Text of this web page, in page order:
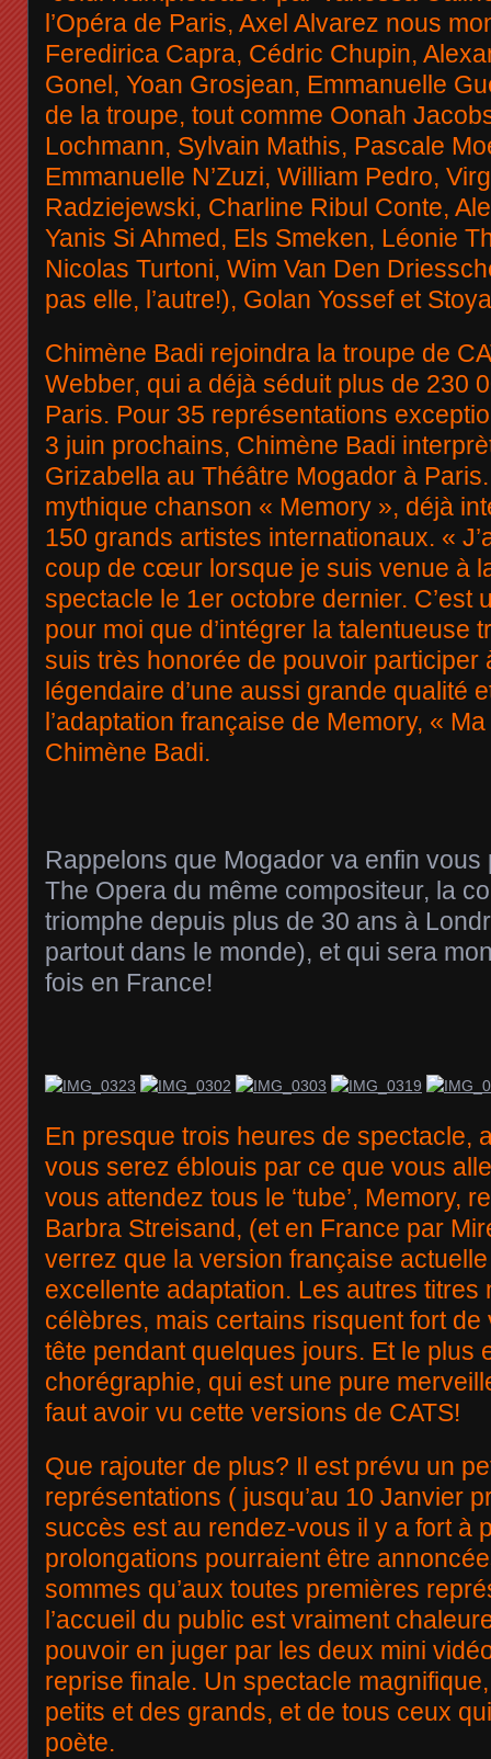
l’Opéra de Paris, Axel Alvarez nous
Feredirica Capra, Cédric Chupin,
Gonel, Yoan Grosjean, Emmanuelle
de la troupe, tout comme Oonah
Lochmann, Sylvain Mathis, Pascale
Emmanuelle N’Zuzi, William Pedro,
Radziejewski, Charline Ribul Conte,
Yanis Si Ahmed, Els Smeken, Léonie
Nicolas Turtoni, Wim Van Den
pas elle, l’autre!), Golan Yossef et
Chimène Badi rejoindra la troupe de
Webber, qui a déjà séduit plus de 230
Paris. Pour 35 représentations
3 juin prochains, Chimène Badi
Grizabella au Théâtre Mogador à
mythique chanson « Memory », déjà
150 grands artistes internationaux. «
coup de cœur lorsque je suis venue à
spectacle le 1er octobre dernier. C’est
pour moi que d’intégrer la talentueuse
suis très honorée de pouvoir participer
légendaire d’une aussi grande qualité
l’adaptation française de Memory, «
Chimène Badi.
Rappelons que Mogador va enfin
The Opera du même compositeur, la
triomphe depuis plus de 30 ans à
partout dans le monde), et qui sera
fois en France!
En presque trois heures de spectacle,
vous serez éblouis par ce que vous
vous attendez tous le ‘tube’, Memory,
Barbra Streisand, (et en France par
verrez que la version française
excellente adaptation. Les autres titres
célèbres, mais certains risquent fort
tête pendant quelques jours. Et le plus
chorégraphie, qui est une pure
faut avoir vu cette versions de CATS!
Que rajouter de plus? Il est prévu un
représentations ( jusqu’au 10 Janvier
succès est au rendez-vous il y a fort à
prolongations pourraient être
sommes qu’aux toutes premières
l’accueil du public est vraiment
pouvoir en juger par les deux mini
reprise finale. Un spectacle
petits et des grands, et de tous ceux
poète.